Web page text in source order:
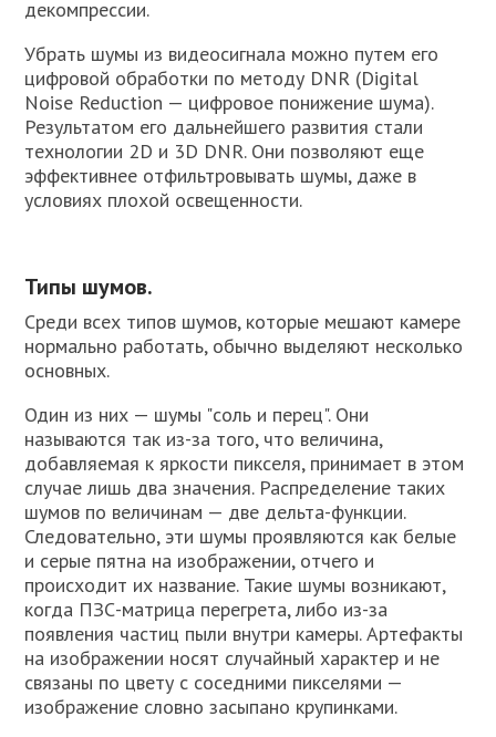
декомпрессии.
Убрать шумы из видеосигнала можно путем его
цифровой обработки по методу DNR (Digital
Noise Reduction — цифровое понижение шума).
Результатом его дальнейшего развития стали
технологии 2D и 3D DNR. Они позволяют еще
эффективнее отфильтровывать шумы, даже в
условиях плохой освещенности.
Типы шумов.
Среди всех типов шумов, которые мешают камере
нормально работать, обычно выделяют несколько
основных.
Один из них — шумы "соль и перец". Они
называются так из-за того, что величина,
добавляемая к яркости пикселя, принимает в этом
случае лишь два значения. Распределение таких
шумов по величинам — две дельта-функции.
Следовательно, эти шумы проявляются как белые
и серые пятна на изображении, отчего и
происходит их название. Такие шумы возникают,
когда ПЗС-матрица перегрета, либо из-за
появления частиц пыли внутри камеры. Артефакты
на изображении носят случайный характер и не
связаны по цвету с соседними пикселями —
изображение словно засыпано крупинками.